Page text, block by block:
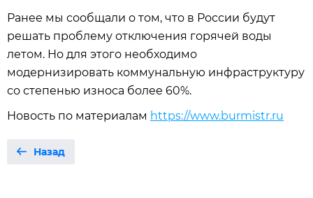
Ранее мы сообщали о том, что в России будут
решать проблему отключения горячей воды
летом. Но для этого необходимо
модернизировать коммунальную инфраструктуру
со степенью износа более 60%.
Новость по материалам https://www.burmistr.ru
Назад